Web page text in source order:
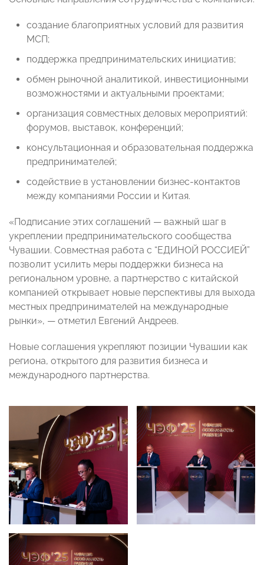
создание благоприятных условий для развития
МСП;
поддержка предпринимательских инициатив;
обмен рыночной аналитикой, инвестиционными
возможностями и актуальными проектами;
организация совместных деловых мероприятий:
форумов, выставок, конференций;
консультационная и образовательная поддержка
предпринимателей;
содействие в установлении бизнес-контактов
между компаниями России и Китая.
«Подписание этих соглашений — важный шаг в
укреплении предпринимательского сообщества
Чувашии. Совместная работа с “ЕДИНОЙ РОССИЕЙ”
позволит усилить меры поддержки бизнеса на
региональном уровне, а партнерство с китайской
компанией открывает новые перспективы для выхода
местных предпринимателей на международные
рынки», — отметил Евгений Андреев.
Новые соглашения укрепляют позиции Чувашии как
региона, открытого для развития бизнеса и
международного партнерства.